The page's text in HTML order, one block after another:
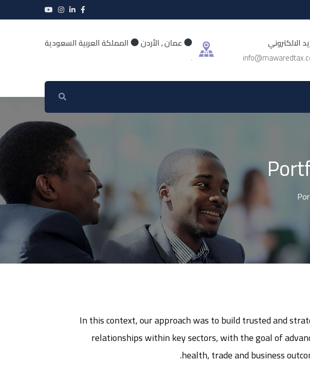
الالكتروني
عمان , الأردن
المملكة العربية السعودية
.
In this context, our approach was to build trusted and
relationships within key sectors, with the goal of
health, trade and business